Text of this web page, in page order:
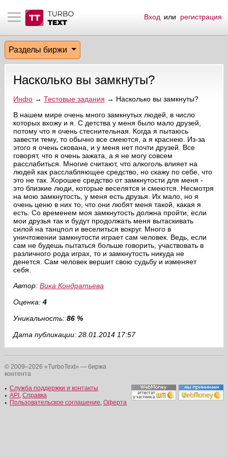
материалы
биржи
эфир
на сайте
пользователей
сообщения
по форуму
Вход или регистрация
Разделы биржи
Насколько вы замкнуты?
Инфо→ Тестовые задания → Насколько вы замкнуты?
В нашем мире очень много замкнутых людей, в число
которых вхожу и я. С детства у меня было мало друзей,
потому что я очень стеснительная. Когда я пытаюсь
завести тему, то обычно все смеются, а я краснею. Из-за
этого я очень скована, и у меня нет почти друзей. Все
говорят, что я очень зажата, а я не могу совсем
расслабиться. Многие считают, что алкоголь влияет на
людей как расслабляющее средство, но скажу по себе, что
это не так. Хорошее средство от замкнутости для меня -
это близкие люди, которые веселятся и смеются. Несмотря
на мою замкнутость, у меня есть друзья. Их мало, но я
очень ценю в них то, что они любят меня такой, какая я
есть. Со временем моя замкнутость должна пройти, если
мои друзья так и будут продолжать меня вытаскивать
силой на танцпол и веселиться вокруг. Много в
уничтожении замкнутости играет сам человек. Ведь, если
сам не будешь пытаться больше говорить, участвовать в
различного рода играх, то и замкнутость никуда не
денется. Сам человек вершит свою судьбу и изменяет
себя.
Автор: Вика Кондратьева
Оценка: 4
Уникальность: 86 %
Дата публикации: 28.01.2014 17:57
© 2009–2026 «TurboText» — биржа
контента
Служба поддержки и контакты
API , Справка
Пользовательское соглашение, Оферта